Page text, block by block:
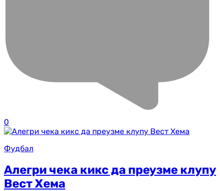
0
Фудбал
Алегри чека кикс да преузме клупу
Вест Хема